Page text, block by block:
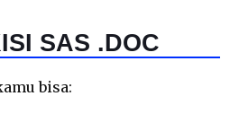
SAS .DOC
bisa: